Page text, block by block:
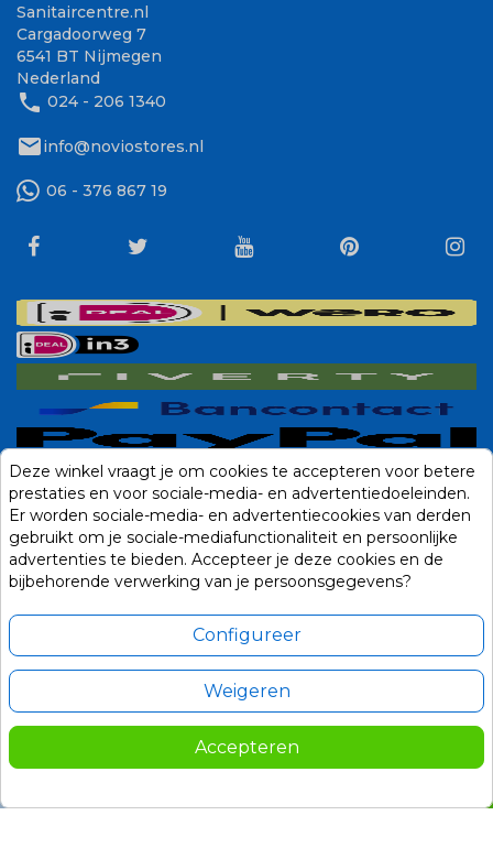
Sanitaircentre.nl
Cargadoorweg 7
6541 BT Nijmegen
Nederland
phone 024 - 206 1340
mailinfo@noviostores.nl
06 - 376 867 19
Deze winkel vraagt je om cookies te accepteren voor betere
prestaties en voor sociale-media- en advertentiedoeleinden.
Er worden sociale-media- en advertentiecookies van derden
gebruikt om je sociale-mediafunctionaliteit en persoonlijke
advertenties te bieden. Accepteer je deze cookies en de
bijbehorende verwerking van je persoonsgegevens?
Configureer
Weigeren
Accepteren